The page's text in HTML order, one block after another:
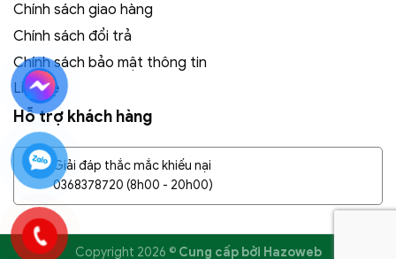
Chính sách giao hàng
Chính sách đổi trả
Chính sách bảo mật thông tin
Liên hệ
Hỗ trợ khách hàng
Giải đáp thắc mắc khiếu nại
0368378720 (8h00 - 20h00)
Copyright 2026 © Cung cấp bởi Hazoweb